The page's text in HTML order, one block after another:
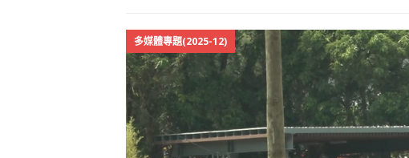
多媒體專題(2025-12)